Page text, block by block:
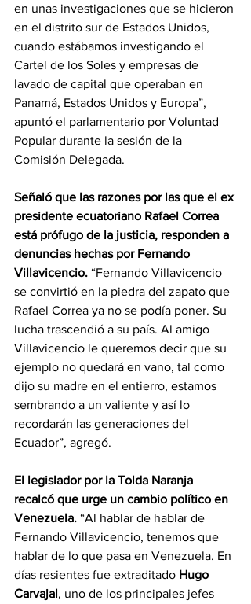
en unas investigaciones que se hicieron
en el distrito sur de Estados Unidos,
cuando estábamos investigando el
Cartel de los Soles y empresas de
lavado de capital que operaban en
Panamá, Estados Unidos y Europa”,
apuntó el parlamentario por Voluntad
Popular durante la sesión de la
Comisión Delegada.
Señaló que las razones por las que el ex
presidente ecuatoriano Rafael Correa
está prófugo de la justicia, responden a
denuncias hechas por Fernando
Villavicencio. “Fernando Villavicencio
se convirtió en la piedra del zapato que
Rafael Correa ya no se podía poner. Su
lucha trascendió a su país. Al amigo
Villavicencio le queremos decir que su
ejemplo no quedará en vano, tal como
dijo su madre en el entierro, estamos
sembrando a un valiente y así lo
recordarán las generaciones del
Ecuador”, agregó.
El legislador por la Tolda Naranja
recalcó que urge un cambio político en
Venezuela. “Al hablar de hablar de
Fernando Villavicencio, tenemos que
hablar de lo que pasa en Venezuela. En
días resientes fue extraditado Hugo
Carvajal, uno de los principales jefes